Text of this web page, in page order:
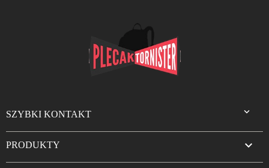
SZYBKI KONTAKT 
PRODUKTY 